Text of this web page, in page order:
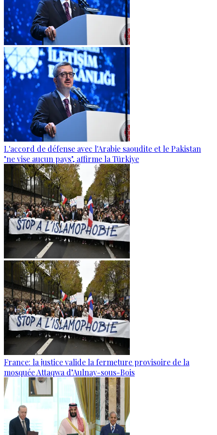
L'accord de défense avec l'Arabie saoudite et le Pakistan
"ne vise aucun pays", affirme la Türkiye
France: la justice valide la fermeture provisoire de la
mosquée Attaqwa d’Aulnay-sous-Bois